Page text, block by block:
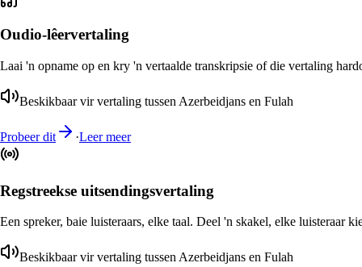
Oudio-lêervertaling
Laai 'n opname op en kry 'n vertaalde transkripsie of die vertaling
Beskikbaar vir vertaling tussen Azerbeidjans en Fulah
Probeer dit ·Leer meer
Regstreekse uitsendingsvertaling
Een spreker, baie luisteraars, elke taal. Deel 'n skakel, elke luisteraar
Beskikbaar vir vertaling tussen Azerbeidjans en Fulah